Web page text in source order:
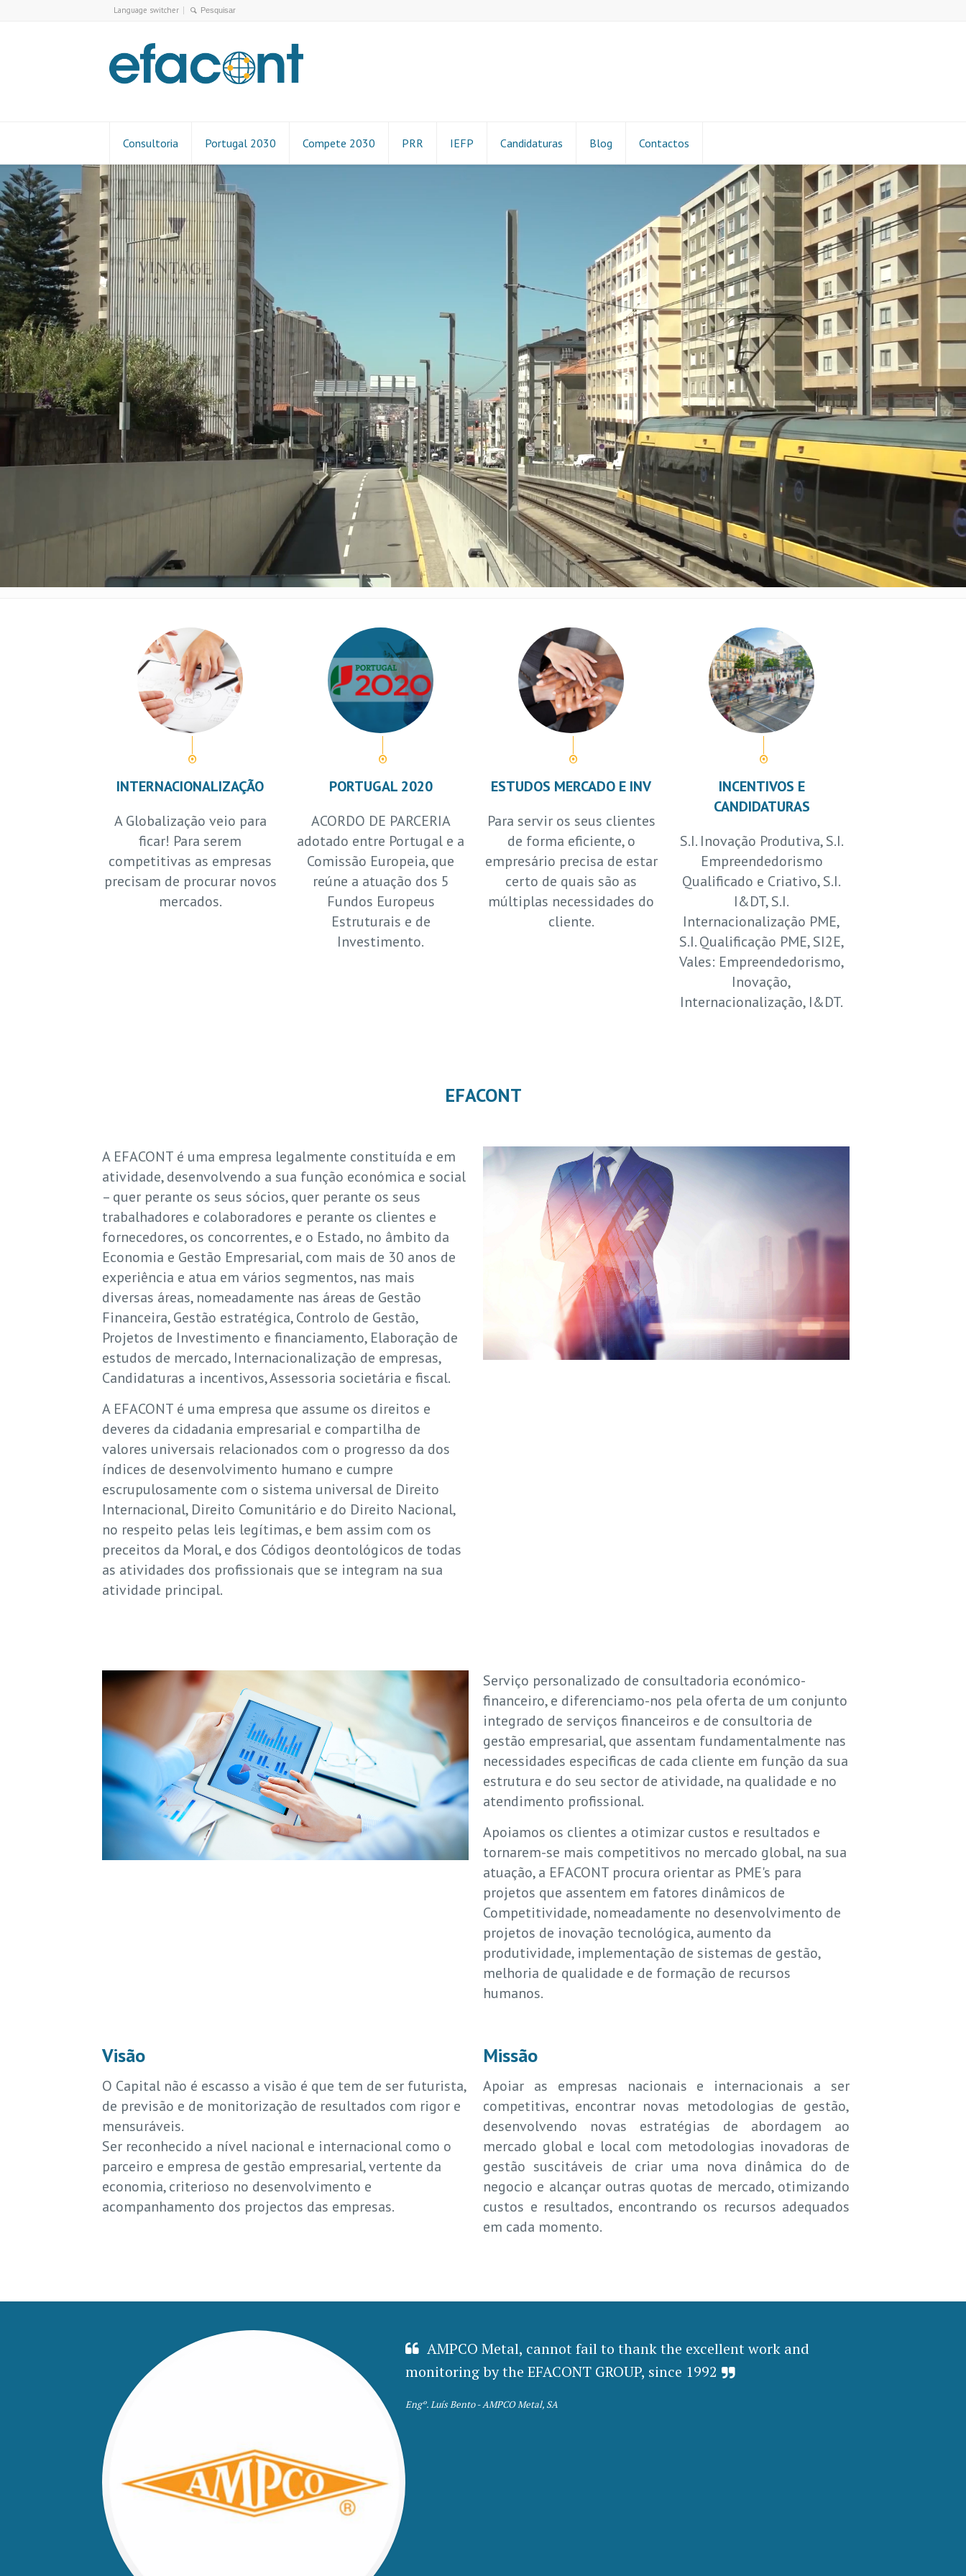
Language switcher
Consultoria Portugal 2030 Compete 2030 PRR IEFP Candidaturas Blog Contactos
INTERNACIONALIZAÇÃO
A Globalização veio para
ficar! Para serem
competitivas as empresas
precisam de procurar novos
mercados.
PORTUGAL 2020
ACORDO DE PARCERIA
adotado entre Portugal e a
Comissão Europeia, que
reúne a atuação dos 5
Fundos Europeus
Estruturais e de
Investimento.
ESTUDOS MERCADO E INV
Para servir os seus clientes
de forma eficiente, o
empresário precisa de estar
certo de quais são as
múltiplas necessidades do
cliente.
INCENTIVOS E
CANDIDATURAS
S.I. Inovação Produtiva, S.I.
Empreendedorismo
Qualificado e Criativo, S.I.
I&DT, S.I.
Internacionalização PME,
S.I. Qualificação PME, SI2E,
Vales: Empreendedorismo,
Inovação,
Internacionalização, I&DT.
EFACONT
A EFACONT é uma empresa legalmente constituída e em
atividade, desenvolvendo a sua função económica e social
– quer perante os seus sócios, quer perante os seus
trabalhadores e colaboradores e perante os clientes e
fornecedores, os concorrentes, e o Estado, no âmbito da
Economia e Gestão Empresarial, com mais de 30 anos de
experiência e atua em vários segmentos, nas mais
diversas áreas, nomeadamente nas áreas de Gestão
Financeira, Gestão estratégica, Controlo de Gestão,
Projetos de Investimento e financiamento, Elaboração de
estudos de mercado, Internacionalização de empresas,
Candidaturas a incentivos, Assessoria societária e fiscal.
A EFACONT é uma empresa que assume os direitos e
deveres da cidadania empresarial e compartilha de
valores universais relacionados com o progresso da dos
índices de desenvolvimento humano e cumpre
escrupulosamente com o sistema universal de Direito
Internacional, Direito Comunitário e do Direito Nacional,
no respeito pelas leis legítimas, e bem assim com os
preceitos da Moral, e dos Códigos deontológicos de todas
as atividades dos profissionais que se integram na sua
atividade principal.
Serviço personalizado de consultadoria económico-
financeiro, e diferenciamo-nos pela oferta de um conjunto
integrado de serviços financeiros e de consultoria de
gestão empresarial, que assentam fundamentalmente nas
necessidades especificas de cada cliente em função da sua
estrutura e do seu sector de atividade, na qualidade e no
atendimento profissional.
Apoiamos os clientes a otimizar custos e resultados e
tornarem-se mais competitivos no mercado global, na sua
atuação, a EFACONT procura orientar as PME's para
projetos que assentem em fatores dinâmicos de
Competitividade, nomeadamente no desenvolvimento de
projetos de inovação tecnológica, aumento da
produtividade, implementação de sistemas de gestão,
melhoria de qualidade e de formação de recursos
humanos.
Visão
O Capital não é escasso a visão é que tem de ser futurista,
de previsão e de monitorização de resultados com rigor e
mensuráveis.
Ser reconhecido a nível nacional e internacional como o
parceiro e empresa de gestão empresarial, vertente da
economia, criterioso no desenvolvimento e
acompanhamento dos projectos das empresas.
Missão
Apoiar as empresas nacionais e internacionais a ser
competitivas, encontrar novas metodologias de gestão,
desenvolvendo novas estratégias de abordagem ao
mercado global e local com metodologias inovadoras de
gestão suscitáveis de criar uma nova dinâmica do de
negocio e alcançar outras quotas de mercado, otimizando
custos e resultados, encontrando os recursos adequados
em cada momento.
AMPCO Metal, cannot fail to thank the excellent work and
monitoring by the EFACONT GROUP, since 1992
Engº. Luís Bento -AMPCO Metal, SA